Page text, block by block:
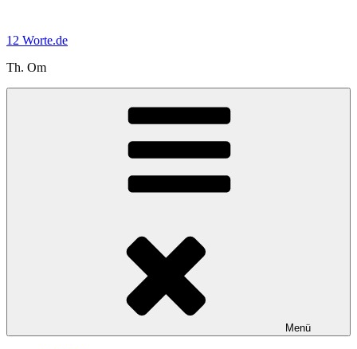
springen
12 Worte.de
Th. Om
Menü